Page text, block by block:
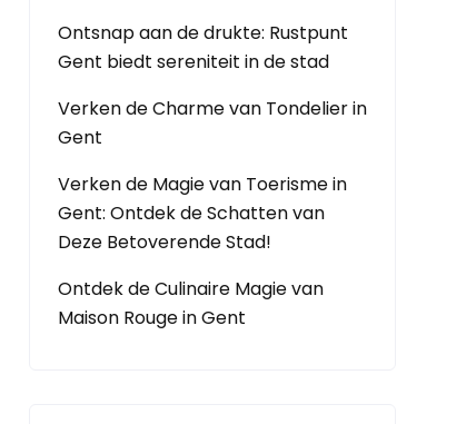
Ontsnap aan de drukte: Rustpunt
Gent biedt sereniteit in de stad
Verken de Charme van Tondelier in
Gent
Verken de Magie van Toerisme in
Gent: Ontdek de Schatten van
Deze Betoverende Stad!
Ontdek de Culinaire Magie van
Maison Rouge in Gent